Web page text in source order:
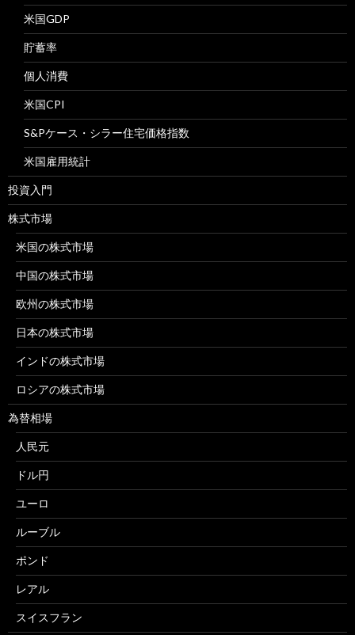
米国GDP
貯蓄率
個人消費
米国CPI
S&Pケース・シラー住宅価格指数
米国雇用統計
投資入門
株式市場
米国の株式市場
中国の株式市場
欧州の株式市場
日本の株式市場
インドの株式市場
ロシアの株式市場
為替相場
人民元
ドル円
ユーロ
ルーブル
ポンド
レアル
スイスフラン